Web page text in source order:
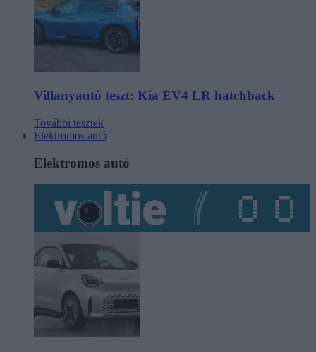
Villanyautó teszt: Kia EV4 LR hatchback
További tesztek
Elektromos autó
Elektromos autó